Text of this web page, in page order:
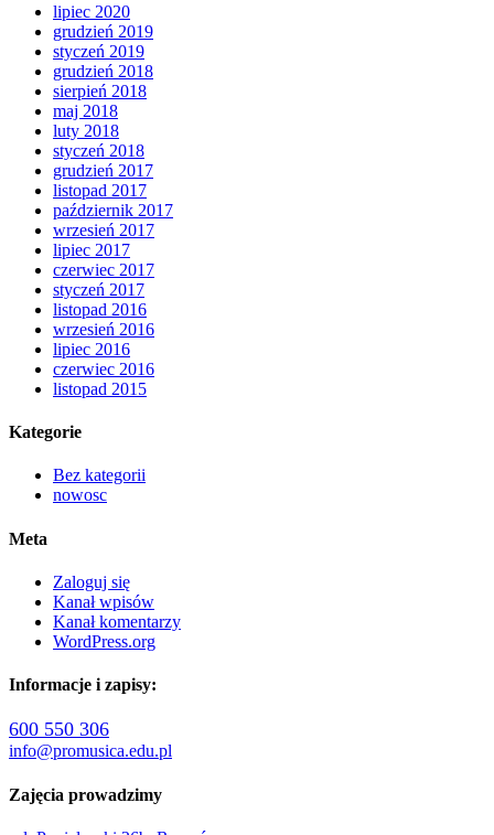
lipiec 2020
grudzień 2019
styczeń 2019
grudzień 2018
sierpień 2018
maj 2018
luty 2018
styczeń 2018
grudzień 2017
listopad 2017
październik 2017
wrzesień 2017
lipiec 2017
czerwiec 2017
styczeń 2017
listopad 2016
wrzesień 2016
lipiec 2016
czerwiec 2016
listopad 2015
Kategorie
Bez kategorii
nowosc
Meta
Zaloguj się
Kanał wpisów
Kanał komentarzy
WordPress.org
Informacje i zapisy:
600 550 306
info@promusica.edu.pl
Zajęcia prowadzimy